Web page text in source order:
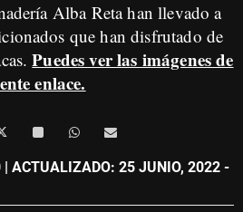
Alba Reta han llevado a
que han disfrutado de
Puedes ver las imágenes de
enlace.
| ACTUALIZADO: 25 JUNIO, 2022 -